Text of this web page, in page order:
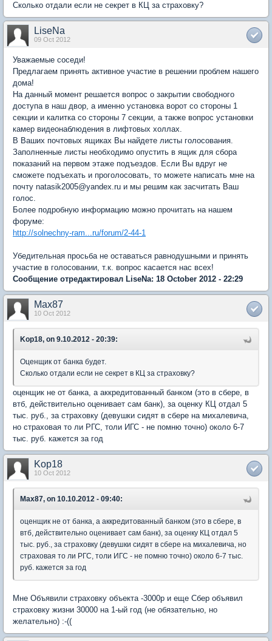
Сколько отдали если не секрет в КЦ за страховку?
LiseNa
09 Oct 2012
Уважаемые соседи!
Предлагаем принять активное участие в решении проблем нашего
дома!
На данный момент решается вопрос о закрытии свободного
доступа в наш двор, а именно установка ворот со стороны 1
секции и калитка со стороны 7 секции, а также вопрос установки
камер видеонаблюдения в лифтовых холлах.
В Ваших почтовых ящиках Вы найдете листы голосования.
Заполненные листы необходимо опустить в ящик для сбора
показаний на первом этаже подъездов. Если Вы вдруг не
сможете подъехать и проголосовать, то можете написать мне на
почту natasik2005@yandex.ru и мы решим как засчитать Ваш
голос.
Более подробную информацию можно прочитать на нашем
форуме:
http://solnechny-ram...ru/forum/2-44-1
Убедительная просьба не оставаться равнодушными и принять
участие в голосовании, т.к. вопрос касается нас всех!
Сообщение отредактировал LiseNa: 18 October 2012 - 22:29
Max87
10 Oct 2012
Kop18, on 9.10.2012 - 20:39:
Оценщик от банка будет.
Сколько отдали если не секрет в КЦ за страховку?
оценщик не от банка, а аккредитованный банком (это в сбере, в
втб, действительно оценивает сам банк), за оценку КЦ отдал 5
тыс. руб., за страховку (девушки сидят в сбере на михалевича,
но страховая то ли РГС, толи ИГС - не помню точно) около 6-7
тыс. руб. кажется за год
Kop18
10 Oct 2012
Max87, on 10.10.2012 - 09:40:
оценщик не от банка, а аккредитованный банком (это в сбере, в
втб, действительно оценивает сам банк), за оценку КЦ отдал 5
тыс. руб., за страховку (девушки сидят в сбере на михалевича, но
страховая то ли РГС, толи ИГС - не помню точно) около 6-7 тыс.
руб. кажется за год
Мне Объявили страховку объекта -3000р и еще Сбер объявил
страховку жизни 30000 на 1-ый год (не обязательно, но
желательно) :-((